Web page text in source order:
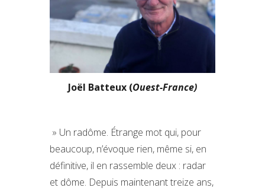
Joël Batteux (Ouest-France)
» Un radôme. Étrange mot qui, pour
beaucoup, n’évoque rien, même si, en
définitive, il en rassemble deux : radar
et dôme. Depuis maintenant treize ans,